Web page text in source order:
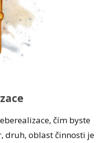
čím byste
druh, oblast činnosti je